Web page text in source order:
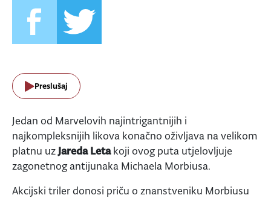
Preslušaj
Jedan od Marvelovih najintrigantnijih i
najkompleksnijih likova konačno oživljava na velikom
platnu uzJareda Letakoji ovog puta utjelovljuje
zagonetnog antijunaka Michaela Morbiusa.
Akcijski triler donosi priču o znanstveniku Morbiusu